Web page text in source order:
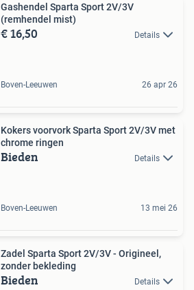
Gashendel Sparta Sport 2V/3V
(remhendel mist)
€ 16,50 Details
Boven-Leeuwen 26 apr 26
Kokers voorvork Sparta Sport 2V/3V met
chrome ringen
Bieden Details
Boven-Leeuwen 13 mei 26
Zadel Sparta Sport 2V/3V - Origineel,
zonder bekleding
Bieden Details